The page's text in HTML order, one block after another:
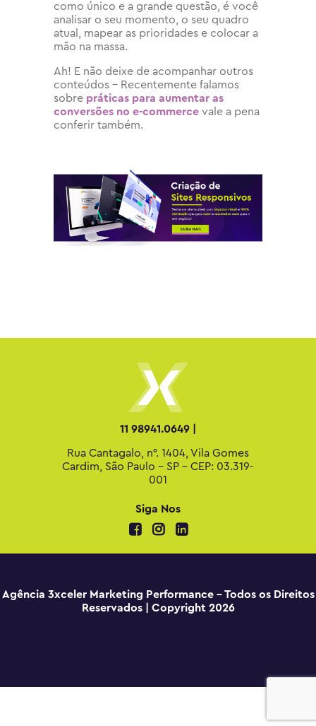
como único e a grande questão, é você
analisar o seu momento, o seu quadro
atual, mapear as prioridades e colocar a
mão na massa.
Ah! E não deixe de acompanhar outros
conteúdos – Recentemente falamos
sobre práticas para aumentar as
conversões no e-commerce vale a pena
conferir também.
11 98941.0649 |
Rua Cantagalo, n°. 1404, Vila Gomes
Cardim, São Paulo - SP - CEP: 03.319-
001
Siga Nos
Agência 3xceler Marketing Performance - Todos os Direitos
Reservados | Copyright 2026